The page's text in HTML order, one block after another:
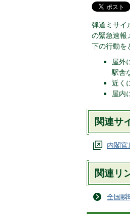
弾道ミサイ
の緊急速報
下の行動を
屋外
駅舎
近く
屋内
関連サ
内閣
関連リ
全国